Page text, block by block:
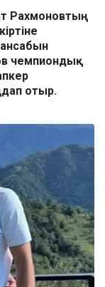
Рахмоновтың
чемпиондық
отыр.